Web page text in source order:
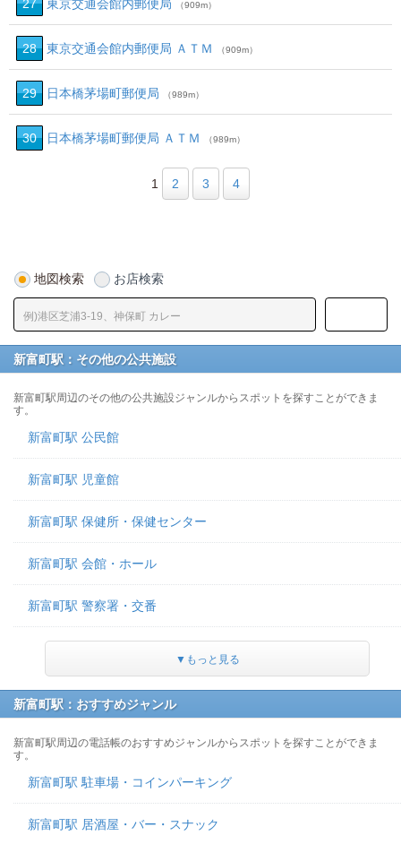
27 東京交通会館内郵便局 （909m）
28 東京交通会館内郵便局 ＡＴＭ （909m）
29 日本橋茅場町郵便局 （989m）
30 日本橋茅場町郵便局 ＡＴＭ （989m）
1 2 3 4
地図検索 お店検索
新富町駅：その他の公共施設
新富町駅周辺のその他の公共施設ジャンルからスポットを探すことができま
す。
新富町駅 公民館
新富町駅 児童館
新富町駅 保健所・保健センター
新富町駅 会館・ホール
新富町駅 警察署・交番
▼もっと見る
新富町駅：おすすめジャンル
新富町駅周辺の電話帳のおすすめジャンルからスポットを探すことができま
す。
新富町駅 駐車場・コインパーキング
新富町駅 居酒屋・バー・スナック